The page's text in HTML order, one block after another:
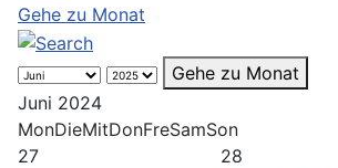
Gehe zu Monat
Gehe zu Monat
Juni 2024
MonDieMitDonFreSamSon
27
28